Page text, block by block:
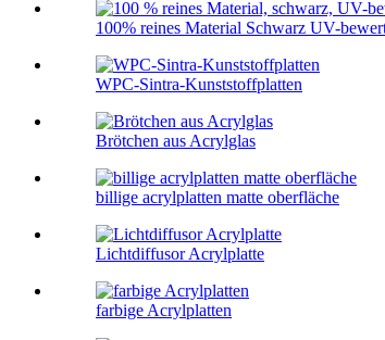
100% reines Material Schwarz UV-
WPC-Sintra-Kunststoffplatten
Brötchen aus Acrylglas
billige acrylplatten matte oberfläche
Lichtdiffusor Acrylplatte
farbige Acrylplatten